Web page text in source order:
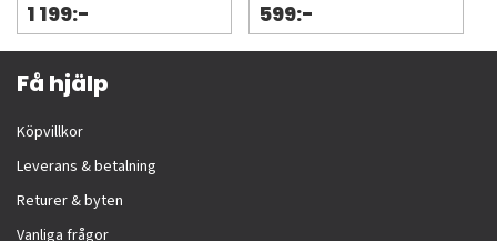
1 199:- 599:-
Få hjälp
Köpvillkor
Leverans & betalning
Returer & byten
Vanliga frågor